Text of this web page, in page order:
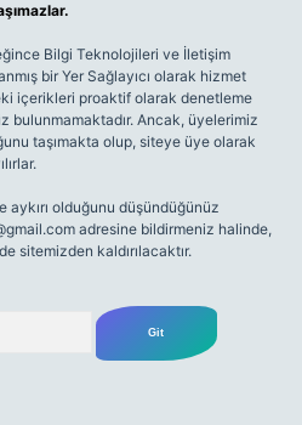
Bilgi Teknolojileri ve İletişim
bir Yer Sağlayıcı olarak hizmet
içerikleri proaktif olarak denetleme
bulunmamaktadır. Ancak, üyelerimiz
taşımakta olup, siteye üye olarak
olduğunu düşündüğünüz
adresine bildirmeniz halinde,
sitemizden kaldırılacaktır.